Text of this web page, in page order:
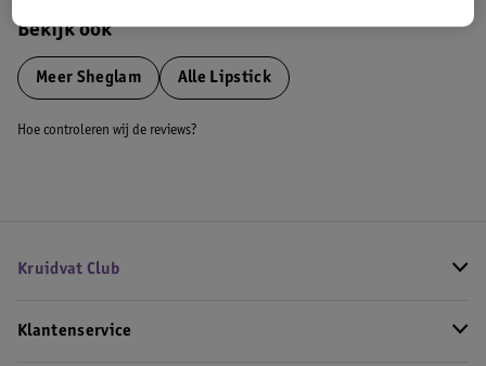
Bekijk ook
Meer Sheglam Alle Lipstick
Hoe controleren wij de reviews?
Kruidvat Club
Klantenservice